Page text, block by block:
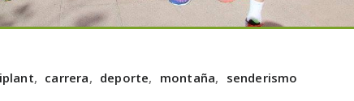
, carrera, deporte, montaña, senderismo